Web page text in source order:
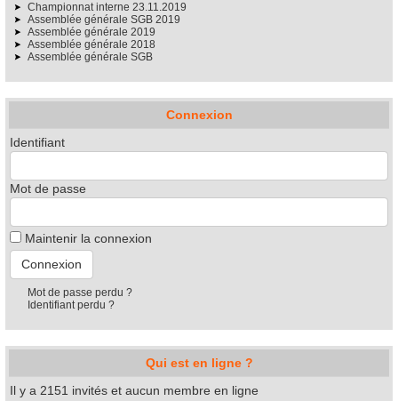
Championnat interne 23.11.2019
Assemblée générale SGB 2019
Assemblée générale 2019
Assemblée générale 2018
Assemblée générale SGB
Connexion
Identifiant
Mot de passe
Maintenir la connexion
Mot de passe perdu ?
Identifiant perdu ?
Qui est en ligne ?
Il y a 2151 invités et aucun membre en ligne